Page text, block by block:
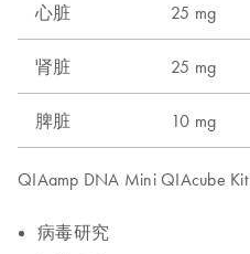
心脏 25 mg
肾脏 25 mg
脾脏 10 mg
QIAamp DNA Mini QIAcube
病毒研究